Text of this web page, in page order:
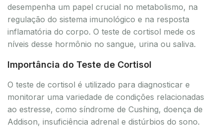
desempenha um papel crucial no metabolismo, na
regulação do sistema imunológico e na resposta
inflamatória do corpo. O teste de cortisol mede os
níveis desse hormônio no sangue, urina ou saliva.
Importância do Teste de Cortisol
O teste de cortisol é utilizado para diagnosticar e
monitorar uma variedade de condições relacionadas
ao estresse, como síndrome de Cushing, doença de
Addison, insuficiência adrenal e distúrbios do sono.